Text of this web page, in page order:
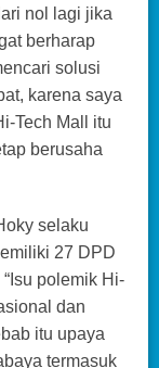
nol lagi jika
berharap
solusi
karena saya
Tech Mall itu
berusaha
selaku
27 DPD
polemik Hi-
dan
itu upaya
termasuk